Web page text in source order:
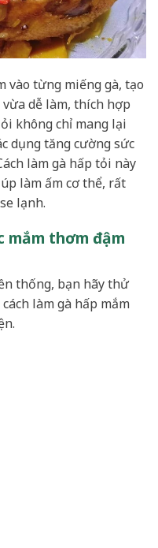
vào từng miếng gà, tạo
dễ làm, thích hợp
không chỉ mang lại
dụng tăng cường sức
làm gà hấp tỏi này
làm ấm cơ thể, rất
lạnh.
mắm thơm đậm
thống, bạn hãy thử
làm gà hấp mắm